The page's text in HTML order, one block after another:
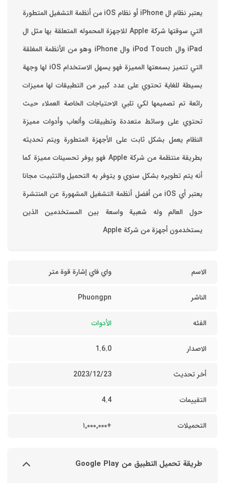
يعتبر نظام ال iPhone أو نظام iOS من أنظمة التشغيل المتطورة
التي سوقتها شركة Apple للاجهزة المحموله المتعلقة بها مثل ال
iPad وال iPod Touch وال iPhone وهو من الأنظمة المغلقة
التي تتميز بسمعتها المميزة فهو يسهل الاستخدام ‏iOS لها وجهة
بسيطة للغاية تحتوي على عدد كبير من التطبيقات لها مميزات
رائعة تم تصميمها لكي تلبي الاحتياجات الخاصة العملاء حيث
تحتوي على وسائط متعددة وتطبيقات وألعاب وأدوات مميزة
‏النظام يعمل بشكل ثابت على الأجهزة المتطورة ويتم تحديثه
بطريقة منتظمة من شركة Apple فهو يوفر تحسينات مميزة كما
أنه يتم تطويره بشكل سنوي و يتوفر به التحميل والتثبيت مجانا
‏يعتبر أي iOS من أفضل أنظمة التشغيل المشهورة عن المنتشرة
حول العالم وله شعبية واسعة بين المستخدمين الذين
يستخدمون أجهزة من شركة Apple
الاسم واي فاي إشارة قوة متر
الناشر Phuongpn
الفئه الأدوات
الاصدار 1.6.0
أخر تحديث 23‏/12‏/2023
التقييمات 4.4
التحميلات +١٬٠٠٠٬٠٠٠
طريقة تحميل التطبيق من Google Play